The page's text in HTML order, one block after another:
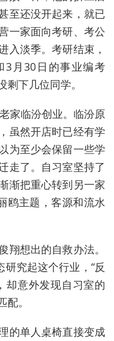
至还没开起来，就已
一家面向考研、考公
入淡季。考研结束，
3月30日的事业编考
下几位同学。
家临汾创业。临汾原
虽然开店时已经有学
为至少会保留一些学
走了。自习室坚持了
渐把重心转到另一家
鸥主题，客源和流水
翔想出的自救办法。
研究起这个行业，“反
却意外发现自习室的
。
的单人桌椅直接变成